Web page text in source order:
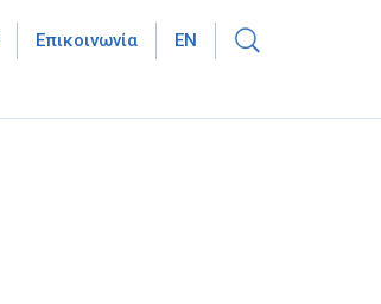
Επικοινωνία EN